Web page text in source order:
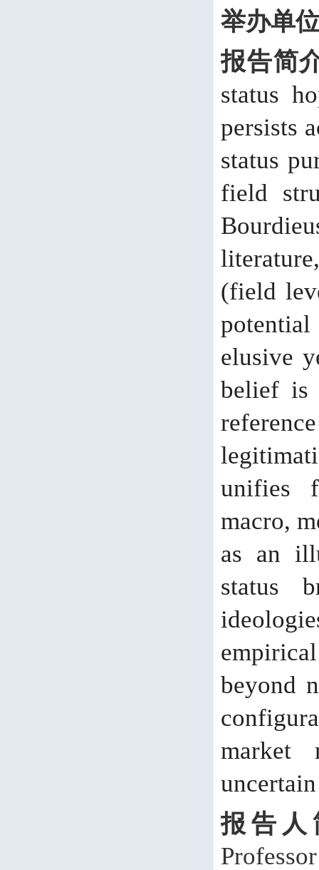
举办单
报告简
status
persists
status
field
(field
elusive
belief is
reference
unifies
macro,
as an
status
beyond
market
报告